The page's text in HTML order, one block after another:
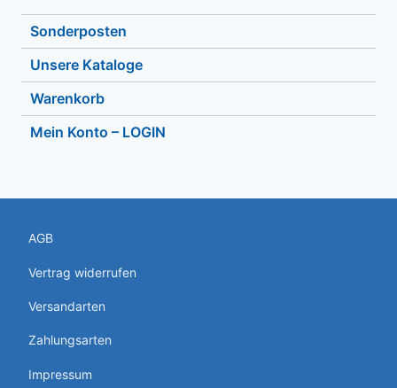
Sonderposten
Unsere Kataloge
Warenkorb
Mein Konto – LOGIN
AGB
Vertrag widerrufen
Versandarten
Zahlungsarten
Impressum